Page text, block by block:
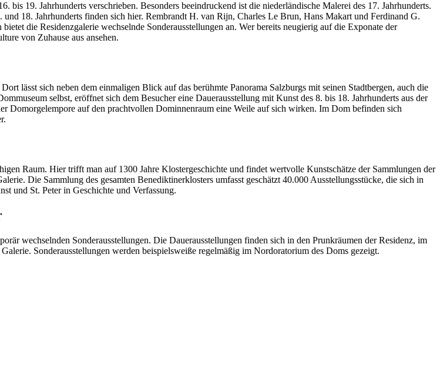
19. Jahrhunderts verschrieben. Besonders beeindruckend ist die niederländische Malerei des 17. Jahrhunderts.
18. Jahrhunderts finden sich hier. Rembrandt H. van Rijn, Charles Le Brun, Hans Makart und Ferdinand G.
die Residenzgalerie wechselnde Sonderausstellungen an. Wer bereits neugierig auf die Exponate der
von Zuhause aus ansehen.
lässt sich neben dem einmaligen Blick auf das berühmte Panorama Salzburgs mit seinen Stadtbergen, auch die
selbst, eröffnet sich dem Besucher eine Dauerausstellung mit Kunst des 8. bis 18. Jahrhunderts aus der
Domorgelempore auf den prachtvollen Dominnenraum eine Weile auf sich wirken. Im Dom befinden sich
Raum. Hier trifft man auf 1300 Jahre Klostergeschichte und findet wertvolle Kunstschätze der Sammlungen der
Die Sammlung des gesamten Benediktinerklosters umfasst geschätzt 40.000 Ausstellungsstücke, die sich in
und St. Peter in Geschichte und Verfassung.
wechselnden Sonderausstellungen. Die Dauerausstellungen finden sich in den Prunkräumen der Residenz, im
Sonderausstellungen werden beispielsweiße regelmäßig im Nordoratorium des Doms gezeigt.